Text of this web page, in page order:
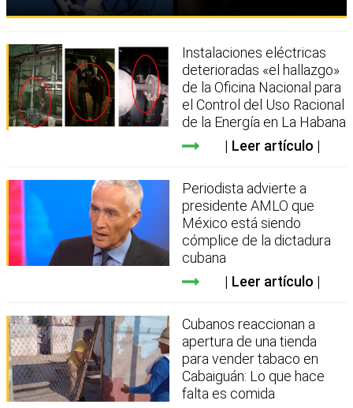
Instalaciones eléctricas
deterioradas «el hallazgo»
de la Oficina Nacional para
el Control del Uso Racional
de la Energía en La Habana
Leer artículo
Periodista advierte a
presidente AMLO que
México está siendo
cómplice de la dictadura
cubana
Leer artículo
Cubanos reaccionan a
apertura de una tienda
para vender tabaco en
Cabaiguán: Lo que hace
falta es comida